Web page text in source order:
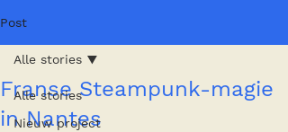
Post
Alle stories
Nieuw project
Alle stories
Franse Steampunk-magie
in Nantes